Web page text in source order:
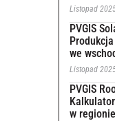
Listopad
PVGIS
we
Listopad
PVGIS
w